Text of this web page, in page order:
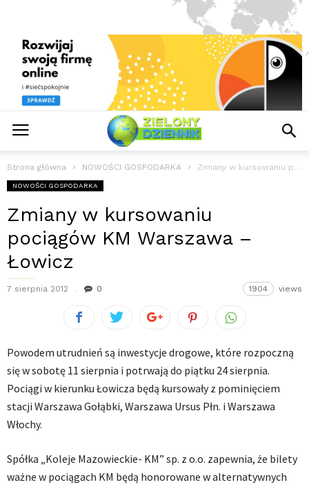
Strona główna NOWOŚCI GOSPODARKA Zmiany w kursowaniu pociągów KM Warszawa – Łowicz
NOWOŚCI GOSPODARKA
Zmiany w kursowaniu
pociągów KM Warszawa –
Łowicz
7 sierpnia 2012 0 1904 views
Powodem utrudnień są inwestycje drogowe, które rozpoczną
się w sobotę 11 sierpnia i potrwają do piątku 24 sierpnia.
Pociągi w kierunku Łowicza będą kursowały z pominięciem
stacji Warszawa Gołąbki, Warszawa Ursus Płn. i Warszawa
Włochy.
Spółka „Koleje Mazowieckie- KM” sp. z o.o. zapewnia, że bilety
ważne w pociągach KM będą honorowane w alternatywnych